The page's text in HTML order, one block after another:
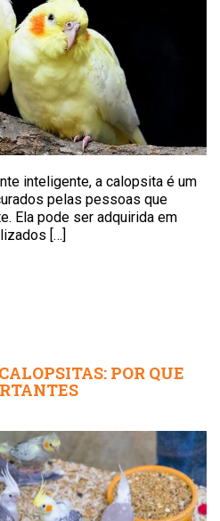
inteligente, a calopsita é um
pelas pessoas que
Ela pode ser adquirida em
[…]
POR QUE